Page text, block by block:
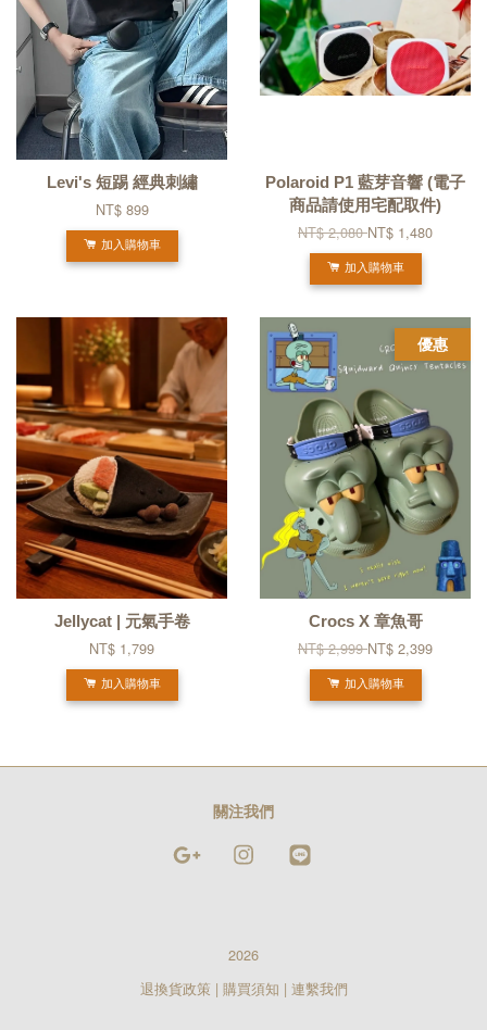
Levi's 短踢 經典刺繡
NT$ 899
加入購物車
Polaroid P1 藍芽音響 (電子
商品請使用宅配取件)
NT$ 2,080NT$ 1,480
加入購物車
Jellycat | 元氣手卷
NT$ 1,799
加入購物車
優惠
Crocs X 章魚哥
NT$ 2,999NT$ 2,399
加入購物車
關注我們
Google Instagram
2026
退換貨政策 | 購買須知 | 連繫我們